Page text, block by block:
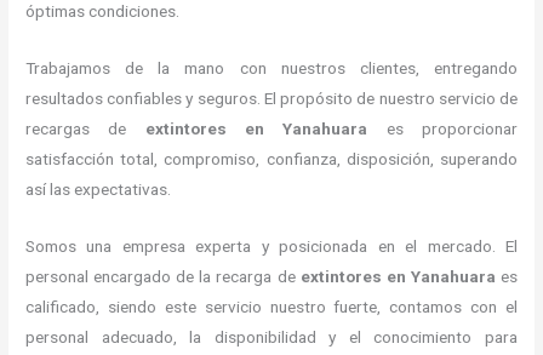
óptimas condiciones.
Trabajamos de la mano con nuestros clientes, entregando
resultados confiables y seguros. El propósito de nuestro servicio de
recargas de extintores en Yanahuara es proporcionar
satisfacción total, compromiso, confianza, disposición, superando
así las expectativas.
Somos una empresa experta y posicionada en el mercado. El
personal encargado de la recarga de extintores en Yanahuara es
calificado, siendo este servicio nuestro fuerte, contamos con el
personal adecuado, la disponibilidad y el conocimiento para